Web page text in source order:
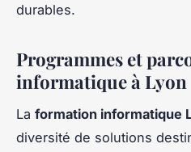
durables.
Programmes et
informatique à Lyon
La formation informatique
diversité de solutions